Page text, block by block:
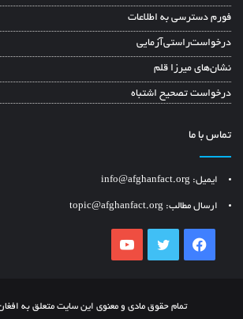
فورم دسترسی به اطلاعات
درخواست‌راستی‌آزمایی
نشان‌های میرزا قلم
درخواست تصحیح اشتباه
تماس با ما
ایمیل: info@afghanfact.org
ارسال مطالب: topic@afghanfact.org
Facebook
Twitter
YouTube
تمام حقوق مادی و معنوی این سایت متعلق به